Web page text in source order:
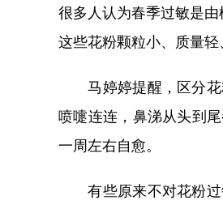
很多人认为春季过敏是由
这些花粉颗粒小、质量轻
马婷婷提醒，区分花
喷嚏连连，鼻涕从头到
一周左右自愈。
有些原来不对花粉过